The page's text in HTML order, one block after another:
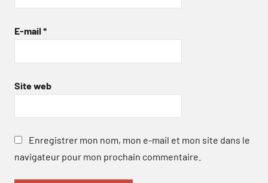
E-mail *
Site web
Enregistrer mon nom, mon e-mail et mon site dans le
navigateur pour mon prochain commentaire.